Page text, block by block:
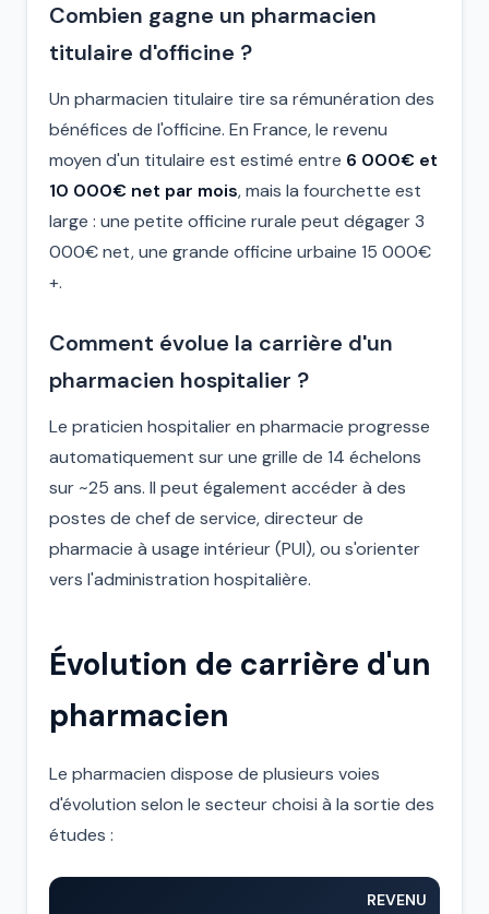
Combien gagne un pharmacien
titulaire d'officine ?
Un pharmacien titulaire tire sa rémunération des
bénéfices de l'officine. En France, le revenu
moyen d'un titulaire est estimé entre 6 000€ et
10 000€ net par mois, mais la fourchette est
large : une petite officine rurale peut dégager 3
000€ net, une grande officine urbaine 15 000€
+.
Comment évolue la carrière d'un
pharmacien hospitalier ?
Le praticien hospitalier en pharmacie progresse
automatiquement sur une grille de 14 échelons
sur ~25 ans. Il peut également accéder à des
postes de chef de service, directeur de
pharmacie à usage intérieur (PUI), ou s'orienter
vers l'administration hospitalière.
Évolution de carrière d'un
pharmacien
Le pharmacien dispose de plusieurs voies
d'évolution selon le secteur choisi à la sortie des
études :
REVENU